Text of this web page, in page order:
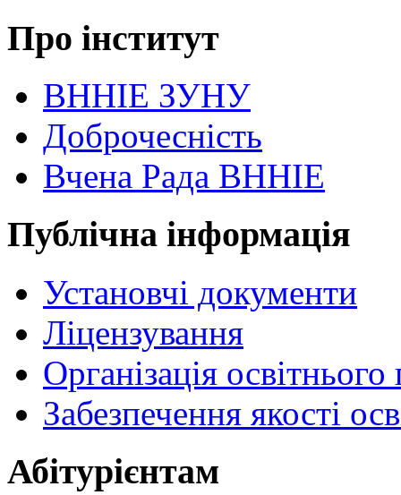
Про інститут
ВННІЕ ЗУНУ
Доброчесність
Вчена Рада ВННІЕ
Публічна інформація
Установчі документи
Ліцензування
Організація
Забезпечення якості
Абітурієнтам